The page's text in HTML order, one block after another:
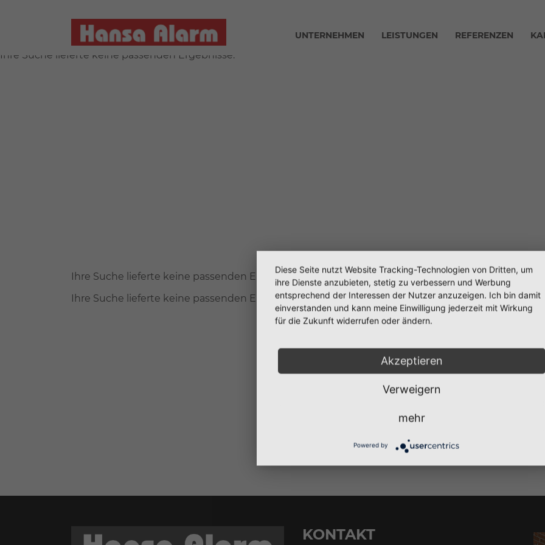
UNTERNEHMEN LEISTUNGEN REFERENZEN
Ihre Suche lieferte keine passenden Ergebnisse.
Ihre Suche lieferte keine passenden Ergebnisse.
Ihre Suche lieferte keine passenden Ergebnisse.
Ihre Suche lieferte keine passenden Ergebnisse.
Zum Unternehmen
Ihre Suche lieferte keine
Deine Bewerbung
Am Neuhof 3
Ihre Suche lieferte
KONTAKT
Diese Seite nutzt Website Tracking-Technologien von Dritten, um
ihre Dienste anzubieten, stetig zu verbessern und Werbung
entsprechend der Interessen der Nutzer anzuzeigen. Ich bin damit
einverstanden und kann meine Einwilligung jederzeit mit Wirkung
für die Zukunft widerrufen oder ändern.
Akzeptieren
Verweigern
mehr
Powered by